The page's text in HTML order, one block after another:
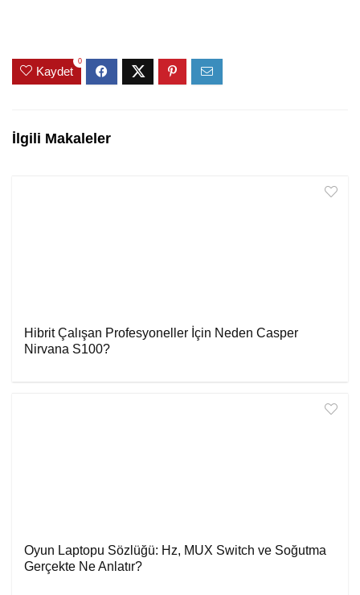
Kaydet
0
İlgili Makaleler
Hibrit Çalışan Profesyoneller İçin Neden Casper
Nirvana S100?
Oyun Laptopu Sözlüğü: Hz, MUX Switch ve Soğutma
Gerçekte Ne Anlatır?